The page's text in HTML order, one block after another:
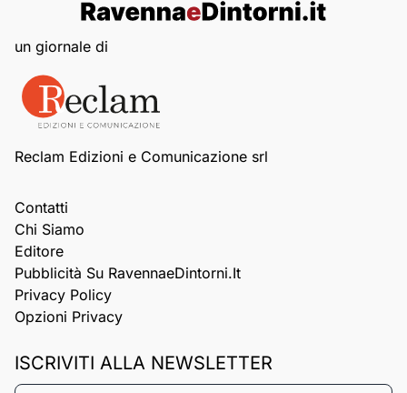
un giornale di
Reclam Edizioni e Comunicazione srl
Contatti
Chi Siamo
Editore
Pubblicità Su RavennaeDintorni.it
Privacy Policy
Opzioni Privacy
ISCRIVITI ALLA NEWSLETTER